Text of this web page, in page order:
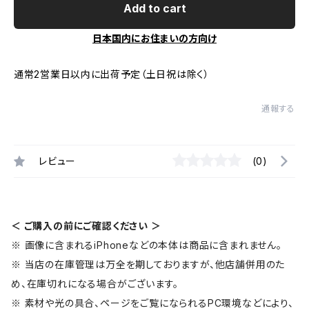
Add to cart
日本国内にお住まいの方向け
通常2営業日以内に出荷予定（土日祝は除く）
通報する
レビュー (0)
＜ ご購入の前にご確認ください ＞
※ 画像に含まれるiPhoneなどの本体は商品に含まれません。
※ 当店の在庫管理は万全を期しておりますが、他店舗併用のた
め、在庫切れになる場合がございます。
※ 素材や光の具合、ページをご覧になられるPC環境などにより、